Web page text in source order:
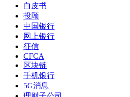
白皮书
投顾
中国银行
网上银行
征信
CFCA
区块链
手机银行
5G消息